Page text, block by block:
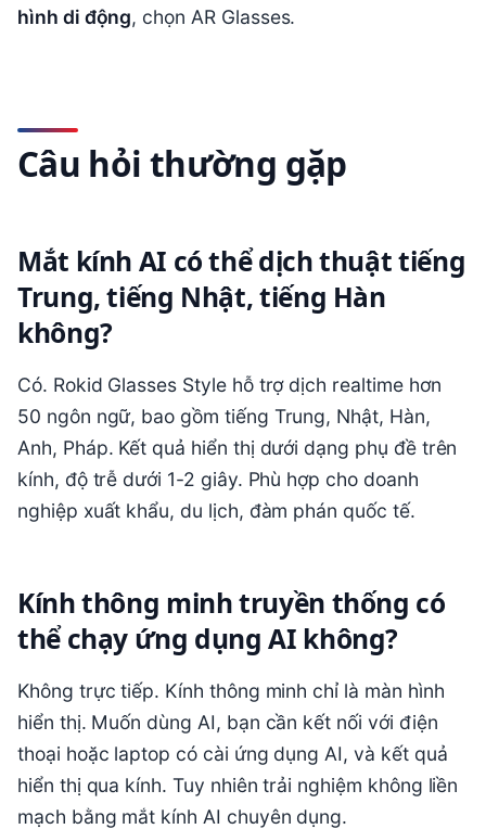
hình di động, chọn AR Glasses.
Câu hỏi thường gặp
Mắt kính AI có thể dịch thuật tiếng
Trung, tiếng Nhật, tiếng Hàn
không?
Có. Rokid Glasses Style hỗ trợ dịch realtime hơn
50 ngôn ngữ, bao gồm tiếng Trung, Nhật, Hàn,
Anh, Pháp. Kết quả hiển thị dưới dạng phụ đề trên
kính, độ trễ dưới 1-2 giây. Phù hợp cho doanh
nghiệp xuất khẩu, du lịch, đàm phán quốc tế.
Kính thông minh truyền thống có
thể chạy ứng dụng AI không?
Không trực tiếp. Kính thông minh chỉ là màn hình
hiển thị. Muốn dùng AI, bạn cần kết nối với điện
thoại hoặc laptop có cài ứng dụng AI, và kết quả
hiển thị qua kính. Tuy nhiên trải nghiệm không liền
mạch bằng mắt kính AI chuyên dụng.